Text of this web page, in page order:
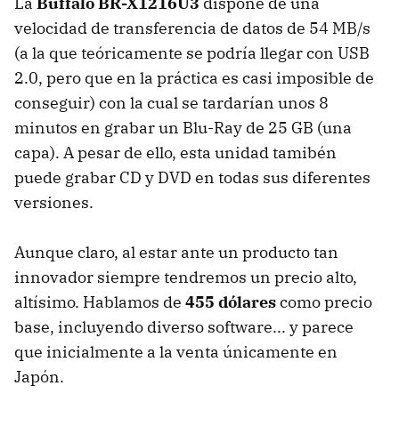
velocidad de transferencia de datos de 54 MB/s
(a la que teóricamente se podría llegar con USB
2.0, pero que en la práctica es casi imposible de
conseguir) con la cual se tardarían unos 8
minutos en grabar un Blu-Ray de 25 GB (una
capa). A pesar de ello, esta unidad tamibén
puede grabar CD y DVD en todas sus diferentes
versiones.
Aunque claro, al estar ante un producto tan
innovador siempre tendremos un precio alto,
altísimo. Hablamos de 455 dólarescomo precio
base, incluyendo diverso software... y parece
que inicialmente a la venta únicamente en
Japón.